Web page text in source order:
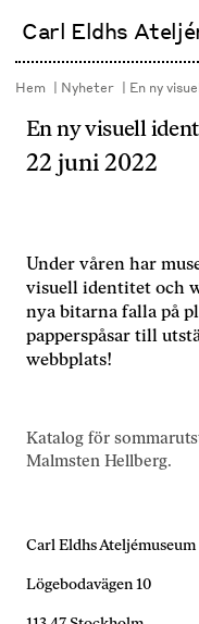
Carl Eldhs
Hem Nyheter En ny
En ny visuell
22 juni 2022
Under våren har
visuell identitet och
nya bitarna falla på
papperspåsar till
webbplats!
Katalog för
Malmsten Hellberg.
Carl Eldhs Ateljémuseum
Lögebodavägen 10
Nödvändiga
Dessa kakor
går inte att
välja bort. De